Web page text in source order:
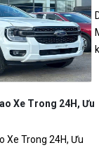
Xe Trong 24H, Ưu
Xe Trong 24H, Ưu